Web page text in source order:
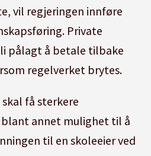
vil regjeringen innføre
Private
pålagt å betale tilbake
regelverket brytes.
få sterkere
annet mulighet til å
til en skoleeier ved